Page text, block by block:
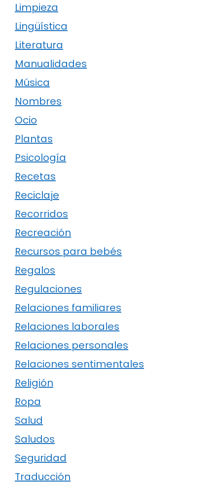
Limpieza
Lingüística
Literatura
Manualidades
Música
Nombres
Ocio
Plantas
Psicología
Recetas
Reciclaje
Recorridos
Recreación
Recursos para bebés
Regalos
Regulaciones
Relaciones familiares
Relaciones laborales
Relaciones personales
Relaciones sentimentales
Religión
Ropa
Salud
Saludos
Seguridad
Traducción